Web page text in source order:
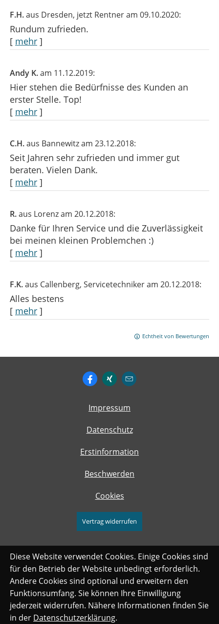
F.H.aus Dresden, jetzt Rentneram 09.10.2020:
Rundum zufrieden.
[ mehr ]
Andy K.am 11.12.2019:
Hier stehen die Bedürfnisse des Kunden an
erster Stelle. Top!
[ mehr ]
C.H.aus Bannewitzam 23.12.2018:
Seit Jahren sehr zufrieden und immer gut
beraten. Vielen Dank.
[ mehr ]
R.aus Lorenzam 20.12.2018:
Danke für Ihren Service und die Zuverlässigkeit
bei meinen kleinen Problemchen :)
[ mehr ]
F.K.aus Callenberg, Servicetechnikeram 20.12.2018:
Alles bestens
[ mehr ]
Echtheit von Bewertungen
Impressum
Datenschutz
Erstinformation
Beschwerden
Cookies
Vertrag widerrufen
Diese Website verwendet Cookies. Einige Cookies sind
für den Betrieb der Website unbedingt erforderlich.
Andere Cookies sind optional und erweitern den
Funktionsumfang. Sie können Ihre Einwilligung
jederzeit widerrufen. Nähere Informationen finden Sie
in der Datenschutzerklärung.